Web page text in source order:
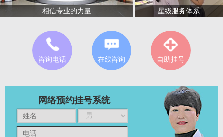
相信专业的力量 星级服务体系
咨询电话 在线咨询 自助挂号
网络预约挂号系统